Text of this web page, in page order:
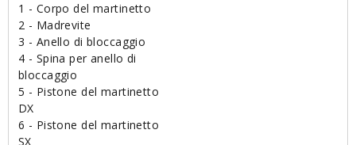
1 - Corpo del martinetto
2 - Madrevite
3 - Anello di bloccaggio
4 - Spina per anello di
bloccaggio
5 - Pistone del martinetto
DX
6 - Pistone del martinetto
SX